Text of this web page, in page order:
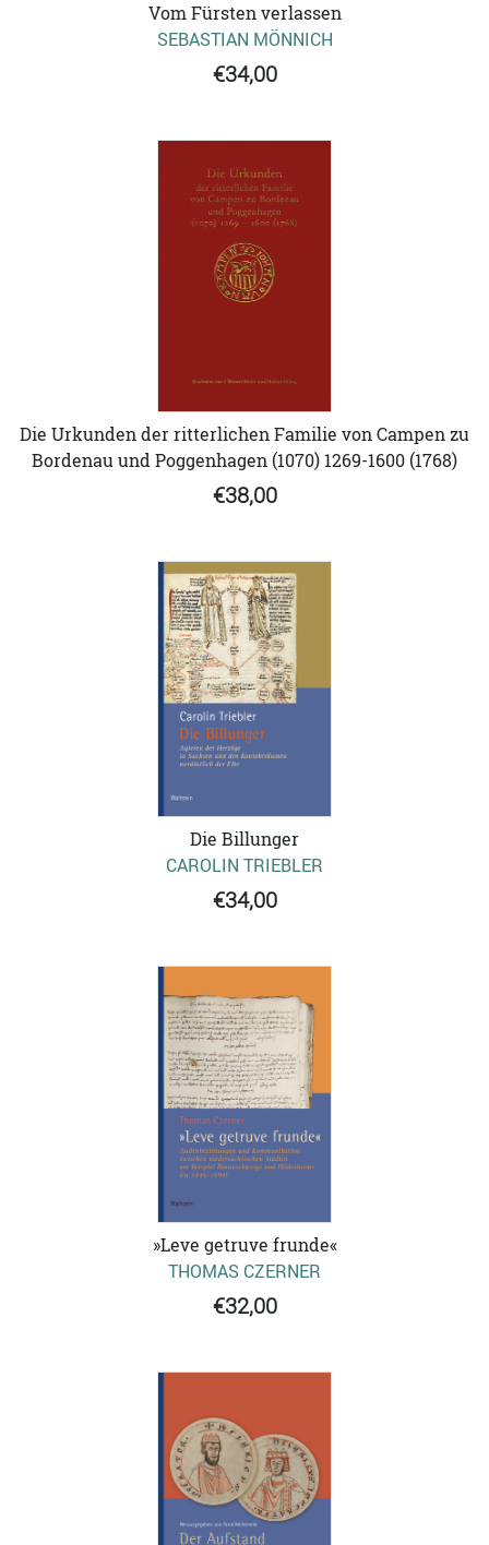
Vom Fürsten verlassen
SEBASTIAN MÖNNICH
€34,00
Die Urkunden der ritterlichen Familie von Campen zu
Bordenau und Poggenhagen (1070) 1269-1600 (1768)
€38,00
Die Billunger
CAROLIN TRIEBLER
€34,00
»Leve getruve frunde«
THOMAS CZERNER
€32,00